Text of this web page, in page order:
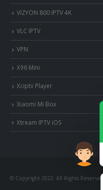
VIZYON 800 IPTV 4K
VLC IPTV
VPN
X96 Mini
Xciptv Player
Xiaomi Mi Box
Xtream IPTV iOS
© Copyright 2022. All Rights Reserved.